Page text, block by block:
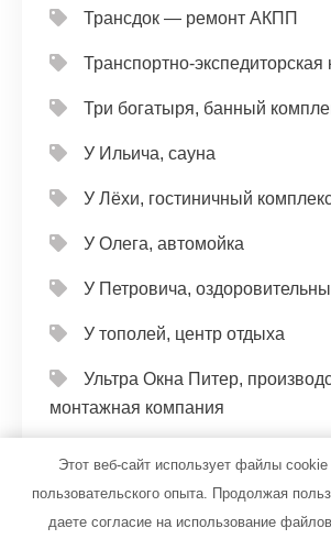
Трансдок — ремонт АКПП
Транспортно-экспедиторская
Три богатыря, банный
У Ильича, сауна
У Лёхи, гостиничный
У Олега, автомойка
У Петровича,
У тополей, центр отдыха
Ультра Окна Питер,
монтажная компания
Универсал, автомойка
Этот веб-сайт использует файлы
пользовательского опыта. Продолжая
даете согласие на использование